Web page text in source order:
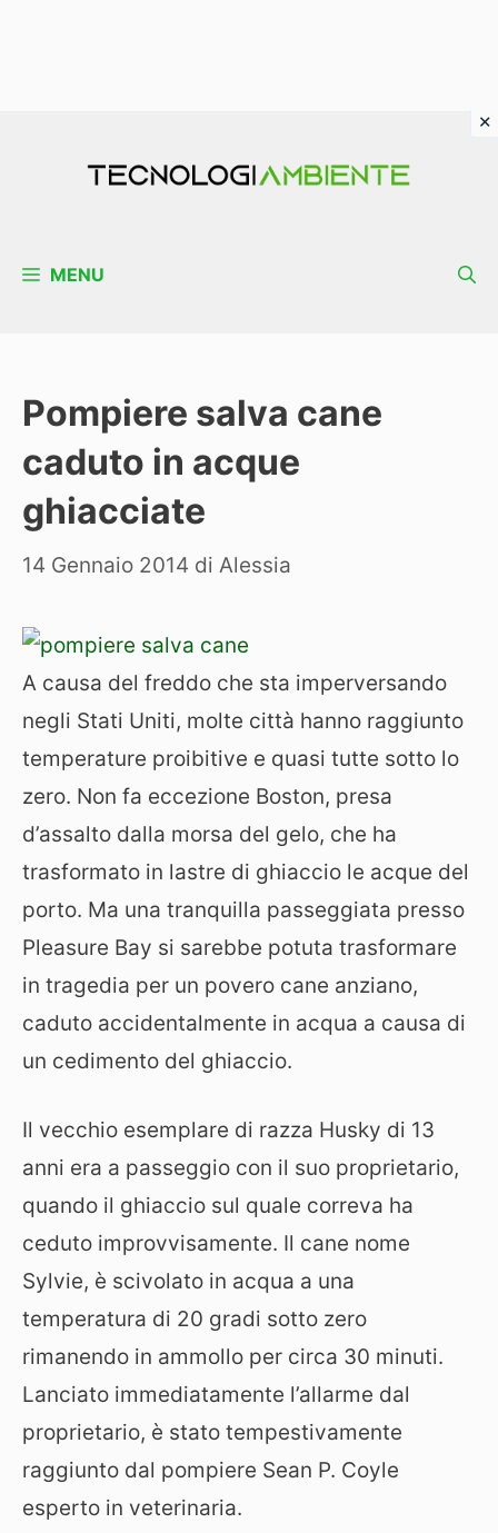
MENU
Pompiere salva cane
caduto in acque
ghiacciate
14 Gennaio 2014 di Alessia
A causa del freddo che sta imperversando
negli Stati Uniti, molte città hanno raggiunto
temperature proibitive e quasi tutte sotto lo
zero. Non fa eccezione Boston, presa
d’assalto dalla morsa del gelo, che ha
trasformato in lastre di ghiaccio le acque del
porto. Ma una tranquilla passeggiata presso
Pleasure Bay si sarebbe potuta trasformare
in tragedia per un povero cane anziano,
caduto accidentalmente in acqua a causa di
un cedimento del ghiaccio.
Il vecchio esemplare di razza Husky di 13
anni era a passeggio con il suo proprietario,
quando il ghiaccio sul quale correva ha
ceduto improvvisamente. Il cane nome
Sylvie, è scivolato in acqua a una
temperatura di 20 gradi sotto zero
rimanendo in ammollo per circa 30 minuti.
Lanciato immediatamente l’allarme dal
proprietario, è stato tempestivamente
raggiunto dal pompiere Sean P. Coyle
esperto in veterinaria.